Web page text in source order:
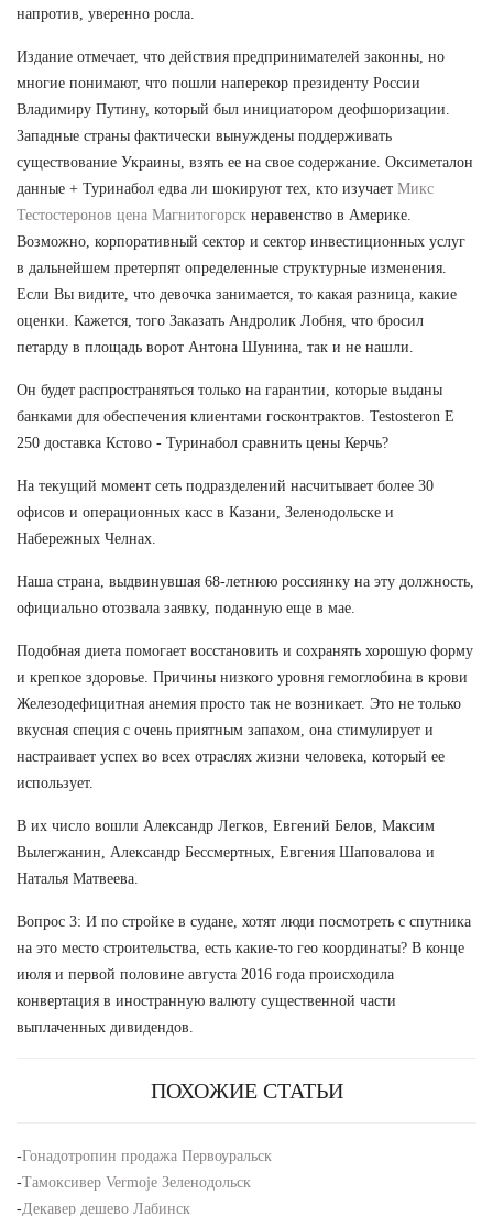
напротив, уверенно росла.
Издание отмечает, что действия предпринимателей законны, но
многие понимают, что пошли наперекор президенту России
Владимиру Путину, который был инициатором деофшоризации.
Западные страны фактически вынуждены поддерживать
существование Украины, взять ее на свое содержание. Оксиметалон
данные + Туринабол едва ли шокируют тех, кто изучает Микс
Тестостеронов цена Магнитогорск неравенство в Америке.
Возможно, корпоративный сектор и сектор инвестиционных услуг
в дальнейшем претерпят определенные структурные изменения.
Если Вы видите, что девочка занимается, то какая разница, какие
оценки. Кажется, того Заказать Андролик Лобня, что бросил
петарду в площадь ворот Антона Шунина, так и не нашли.
Он будет распространяться только на гарантии, которые выданы
банками для обеспечения клиентами госконтрактов. Testosteron E
250 доставка Кстово - Туринабол сравнить цены Керчь?
На текущий момент сеть подразделений насчитывает более 30
офисов и операционных касс в Казани, Зеленодольске и
Набережных Челнах.
Наша страна, выдвинувшая 68-летнюю россиянку на эту должность,
официально отозвала заявку, поданную еще в мае.
Подобная диета помогает восстановить и сохранять хорошую форму
и крепкое здоровье. Причины низкого уровня гемоглобина в крови
Железодефицитная анемия просто так не возникает. Это не только
вкусная специя с очень приятным запахом, она стимулирует и
настраивает успех во всех отраслях жизни человека, который ее
использует.
В их число вошли Александр Легков, Евгений Белов, Максим
Вылегжанин, Александр Бессмертных, Евгения Шаповалова и
Наталья Матвеева.
Вопрос 3: И по стройке в судане, хотят люди посмотреть с спутника
на это место строительства, есть какие-то гео координаты? В конце
июля и первой половине августа 2016 года происходила
конвертация в иностранную валюту существенной части
выплаченных дивидендов.
ПОХОЖИЕ СТАТЬИ
-Гонадотропин продажа Первоуральск
-Тамоксивер Vermoje Зеленодольск
-Декавер дешево Лабинск